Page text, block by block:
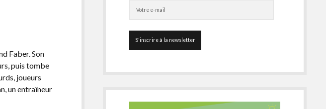
Faber. Son
puis tombe
joueurs
un entraîneur